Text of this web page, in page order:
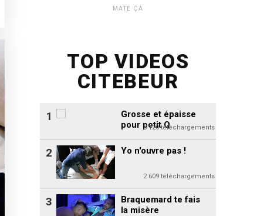
MATE ÇA
TOP VIDEOS
CITEBEUR
Grosse et épaisse
pour petit Q
3 120 téléchargements
1
Yo n'ouvre pas !
2 609 téléchargements
2
Braquemard te fais
la misère
3